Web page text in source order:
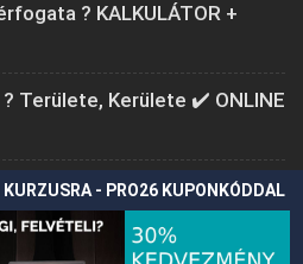
- PRO26 KUPONKÓDDAL
? KALKULÁTOR +
Területe, Kerülete ✔️ ONLINE